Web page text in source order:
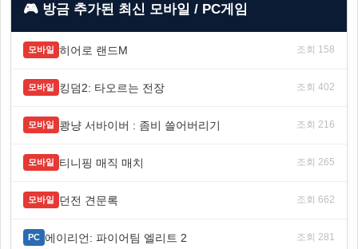
🎮 방금 추가된 최신 모바일 / PC게임
모바일 히어로 랜드M 조회 158
모바일 킹덤2: 타오르는 전장 조회 402
모바일 쾅냥 서바이버 : 좀비 쓸어버리기 조회 216
모바일 티니핑 매직 매치 조회 265
모바일 던전 견문록 조회 662
PC 에이리언: 파이어팀 엘리트 2 조회 281